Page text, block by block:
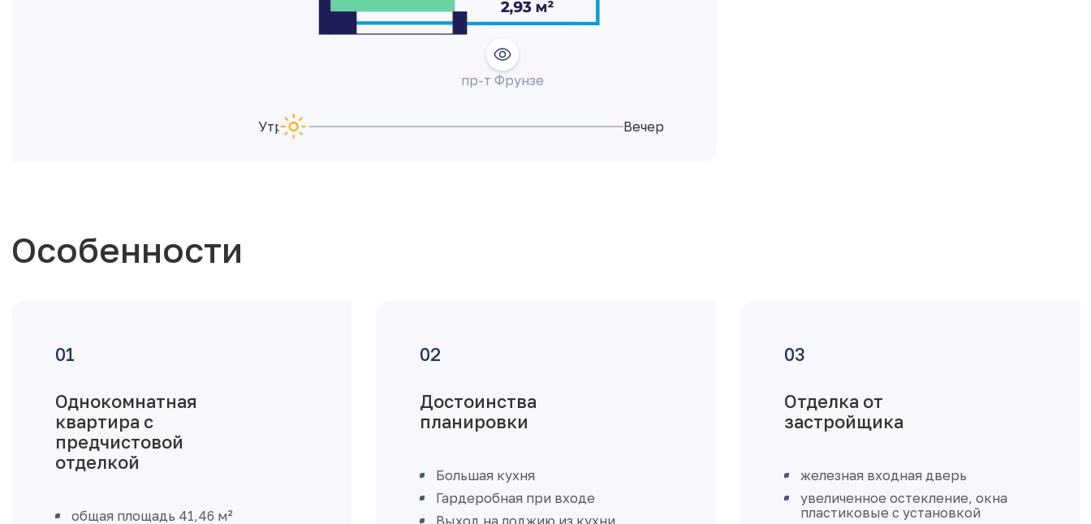
пр-т Фрунзе
Утро Вечер
Особенности
Однокомнатная
квартира с
предчистовой
отделкой
общая площадь 41,46 м²
Достоинства
планировки
Большая кухня
Гардеробная при входе
Выход на лоджию из кухни
Отделка от
застройщика
железная входная дверь
увеличенное остекление, окна
пластиковые с установкой